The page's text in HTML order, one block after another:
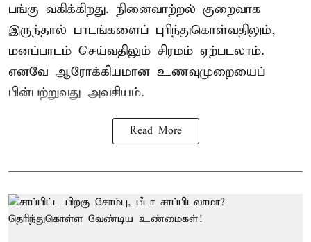
பங்கு வகிக்கிறது. நினைவாற்றல் குறைவாக
இருந்தால் பாடங்களைப் புரிந்துகொள்வதிலும்,
மனப்பாடம் செய்வதிலும் சிரமம் ஏற்படலாம்.
எனவே ஆரோக்கியமான உணவுமுறையைப்
பின்பற்றுவது அவசியம்.
Read More